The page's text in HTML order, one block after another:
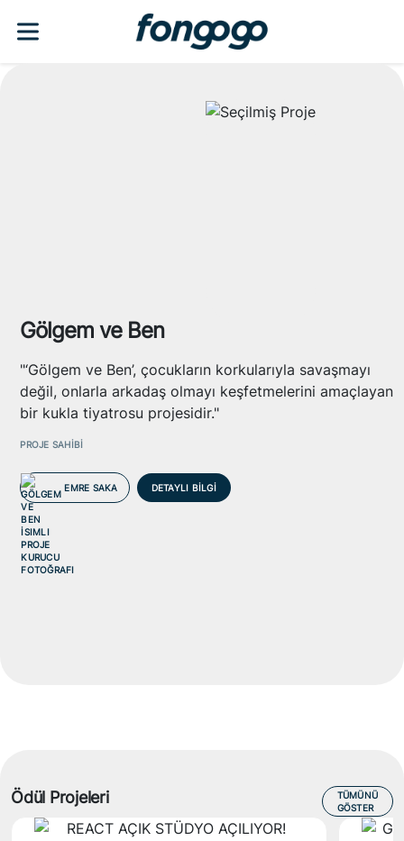
Gölgem ve Ben
"‘Gölgem ve Ben’, çocukların korkularıyla savaşmayı
değil, onlarla arkadaş olmayı keşfetmelerini amaçlayan
bir kukla tiyatrosu projesidir."
PROJE SAHİBİ
EMRE SAKA DETAYLI BİLGİ
Ödül Projeleri
TÜMÜNÜ
GÖSTER